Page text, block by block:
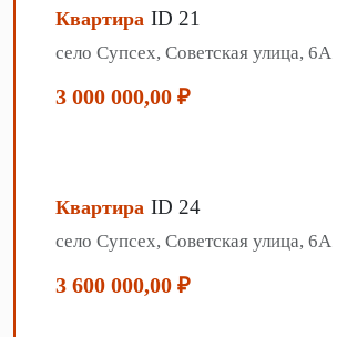
Квартира ID 21
село Супсех, Советская улица, 6А
3 000 000,00 ₽
Квартира ID 24
село Супсех, Советская улица, 6А
3 600 000,00 ₽